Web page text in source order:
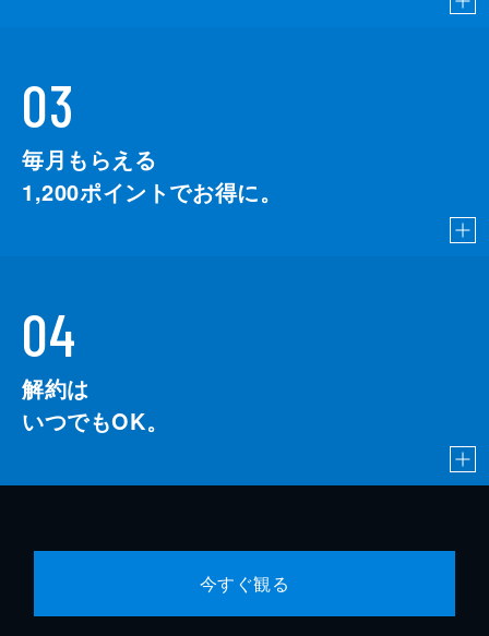
03
毎月もらえる
1,200ポイントでお得に。
04
解約は
いつでもOK。
今すぐ観る